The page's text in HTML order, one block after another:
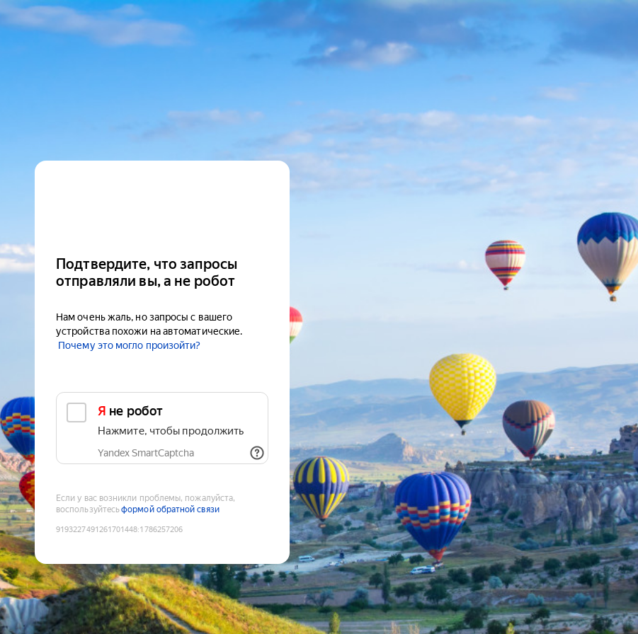
Подтвердите, что запросы
отправляли вы, а не робот
Нам очень жаль, но запросы с вашего
устройства похожи на автоматические.
Почему это могло произойти?
Я не робот
Нажмите, чтобы продолжить
Yandex SmartCaptcha
Если у вас возникли проблемы, пожалуйста,
воспользуйтесьформой обратной связи
9193227491261701448:1786257206